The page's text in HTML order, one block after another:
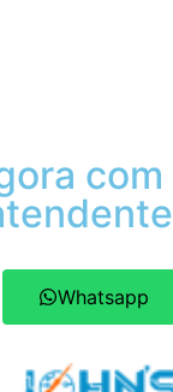
Whatsapp